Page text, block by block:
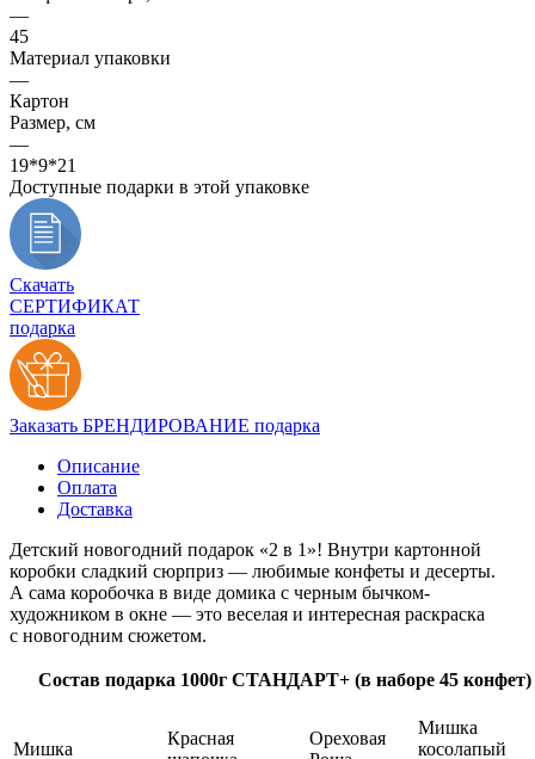
—
45
Материал упаковки
—
Картон
Размер, см
—
19*9*21
Доступные подарки в этой упаковке
Скачать
СЕРТИФИКАТ
подарка
Заказать БРЕНДИРОВАНИЕ подарка
Описание
Оплата
Доставка
Детский новогодний подарок «2 в 1»! Внутри картонной
коробки сладкий сюрприз — любимые конфеты и десерты.
А сама коробочка в виде домика с черным бычком-
художником в окне — это веселая и интересная раскраска
с новогодним сюжетом.
Состав подарка 1000г СТАНДАРТ+ (в наборе 45 конфет)
Мишка
Красная
Ореховая
Мишка
косолапый